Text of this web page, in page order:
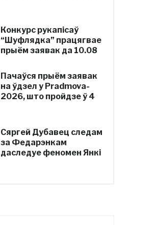
Конкурс рукапісаў
“Шуфлядка” працягвае
прыём заявак да 10.08
Пачаўся прыём заявак
на ўдзел у Pradmova-
2026, што пройдзе ў 4
Сяргей Дубавец следам
за Федарэнкам
даследуе феномен Янкі